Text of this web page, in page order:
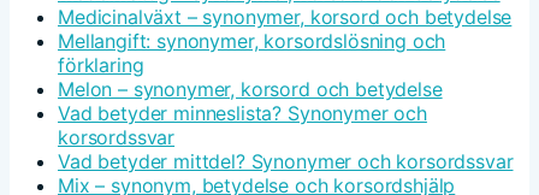
Medicinalväxt – synonymer, korsord och betydelse
Mellangift: synonymer, korsordslösning och
förklaring
Melon – synonymer, korsord och betydelse
Vad betyder minneslista? Synonymer och
korsordssvar
Vad betyder mittdel? Synonymer och korsordssvar
Mix – synonym, betydelse och korsordshjälp